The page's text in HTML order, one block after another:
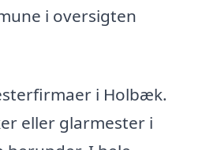
i oversigten
i Holbæk.
eller glarmester i